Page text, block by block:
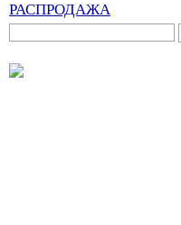
РАСПРОДАЖА